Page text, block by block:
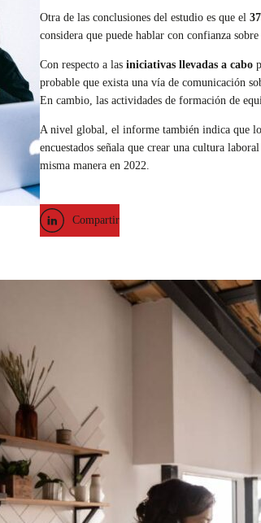
Otra de las conclusiones del estudio es que el
considera que puede hablar con confianza
Con respecto a las iniciativas llevadas a cabo
probable que exista una vía de comunicación
En cambio, las actividades de formación de
A nivel global, el informe también indica que
encuestados señala que crear una cultura
misma manera en 2022.
Compartir